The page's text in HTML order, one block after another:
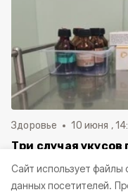
Cайт использует файлы
данных посетителей.
Здоровье 10 июня ,
Три случая укусов
Белгородской